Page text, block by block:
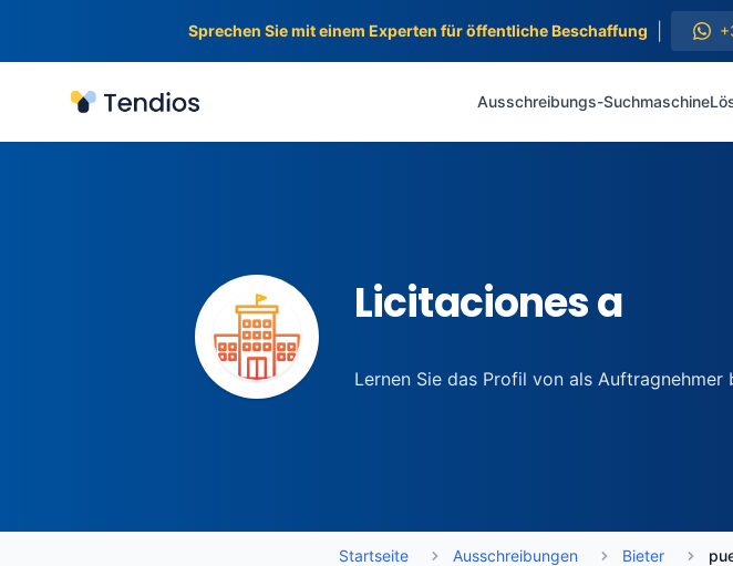
Sprechen Sie mit einem Experten für öffentliche Beschaffung
Tendios Ausschreibungs-Suchmaschine
Licitaciones a
Lernen Sie das Profil von als
Startseite Ausschreibungen Bieter